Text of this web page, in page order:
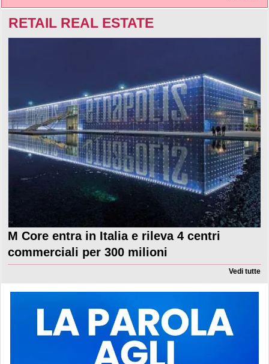
RETAIL REAL ESTATE
M Core entra in Italia e rileva 4 centri
commerciali per 300 milioni
Vedi tutte